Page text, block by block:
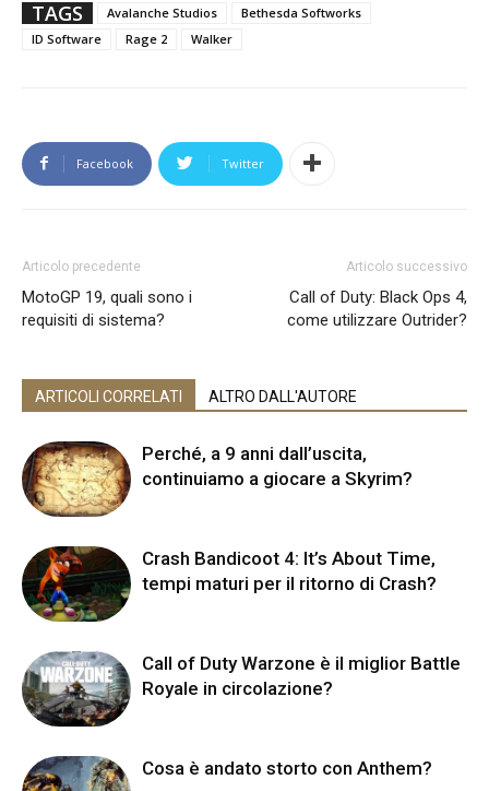
TAGS Avalanche Studios
Bethesda Softworks
ID Software
Rage 2 Walker
Facebook Twitter
Articolo precedente
MotoGP 19, quali sono i
requisiti di sistema?
Articolo successivo
Call of Duty: Black Ops 4,
come utilizzare Outrider?
ARTICOLI CORRELATI ALTRO DALL'AUTORE
Perché, a 9 anni dall’uscita,
continuiamo a giocare a Skyrim?
Crash Bandicoot 4: It’s About Time,
tempi maturi per il ritorno di Crash?
Call of Duty Warzone è il miglior Battle
Royale in circolazione?
Cosa è andato storto con Anthem?